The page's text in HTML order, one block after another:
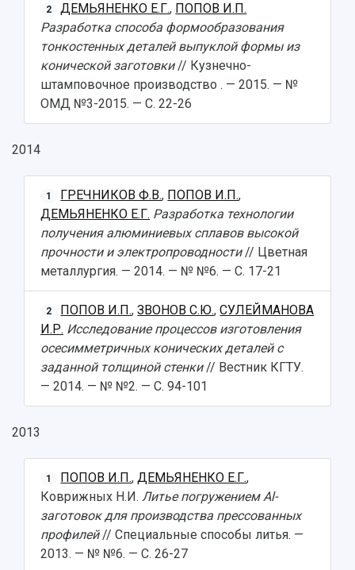
2 ДЕМЬЯНЕНКО Е.Г., ПОПОВ И.П.
Разработка способа формообразования
тонкостенных деталей выпуклой формы из
конической заготовки// Кузнечно-
штамповочное производство . — 2015. — №
ОМД №3-2015. — С. 22-26
2014
1 ГРЕЧНИКОВ Ф.В., ПОПОВ И.П.,
ДЕМЬЯНЕНКО Е.Г. Разработка технологии
получения алюминиевых сплавов высокой
прочности и электропроводности// Цветная
металлургия. — 2014. — № №6. — С. 17-21
2 ПОПОВ И.П.,ЗВОНОВ С.Ю.,СУЛЕЙМАНОВА
И.Р. Исследование процессов изготовления
осесимметричных конических деталей с
заданной толщиной стенки// Вестник КГТУ.
— 2014. — № №2. — С. 94-101
2013
1 ПОПОВ И.П.,ДЕМЬЯНЕНКО Е.Г.,
Коврижных Н.И. Литье погружением Al-
заготовок для производства прессованных
профилей// Специальные способы литья. —
2013. — № №6. — С. 26-27